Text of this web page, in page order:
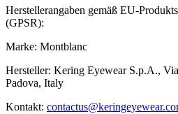
Herstellerangaben gemäß EU-
(GPSR):
Marke: Montblanc
Hersteller: Kering Eyewear S.p.A.,
Padova, Italy
Kontakt: